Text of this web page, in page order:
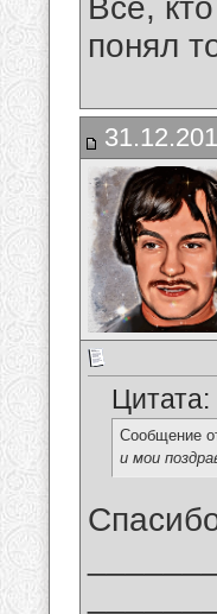
Все,
понял
Цитата:
Сообщение
и мои